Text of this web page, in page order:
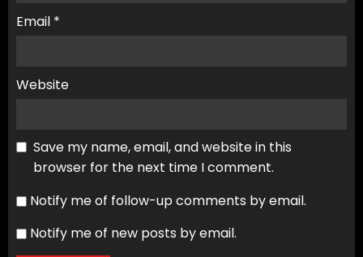
Email *
Website
Save my name, email, and website in this
browser for the next time I comment.
Notify me of follow-up comments by email.
Notify me of new posts by email.